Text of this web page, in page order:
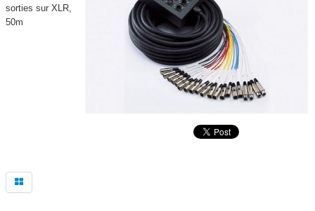
HAUT PARLEURS, CÂBLES ET ACCESSOIRES▼
sorties sur XLR,
50m